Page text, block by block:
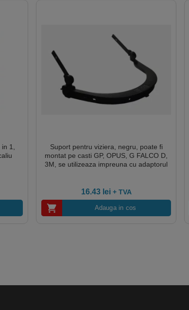
1,
Suport pentru viziera, negru, poate fi
montat pe casti GP, OPUS, G FALCO D,
3M, se utilizeaza impreuna cu adaptorul
16.43 lei + TVA
Adauga in cos